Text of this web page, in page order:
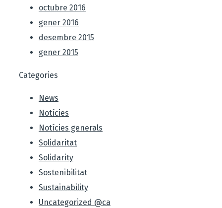
octubre 2016
gener 2016
desembre 2015
gener 2015
Categories
News
Notícies
Notícies generals
Solidaritat
Solidarity
Sostenibilitat
Sustainability
Uncategorized @ca